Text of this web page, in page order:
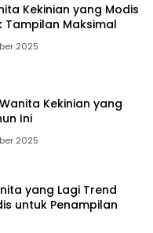
Kekinian yang Modis
Tampilan Maksimal
2025
Kekinian yang
Ini
2025
yang Lagi Trend
untuk Penampilan